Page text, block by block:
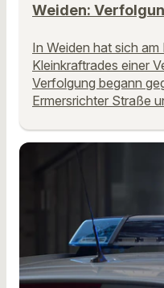
Weiden:
In Weiden hat sich
Kleinkraftrades einer
Verfolgung begann
Ermersrichter Straße